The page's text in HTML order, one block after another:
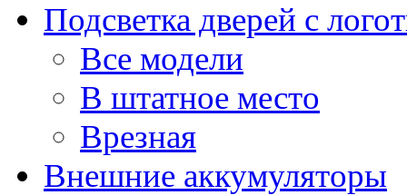
Подсветка дверей с
Все модели
В штатное место
Врезная
Внешние аккумуляторы